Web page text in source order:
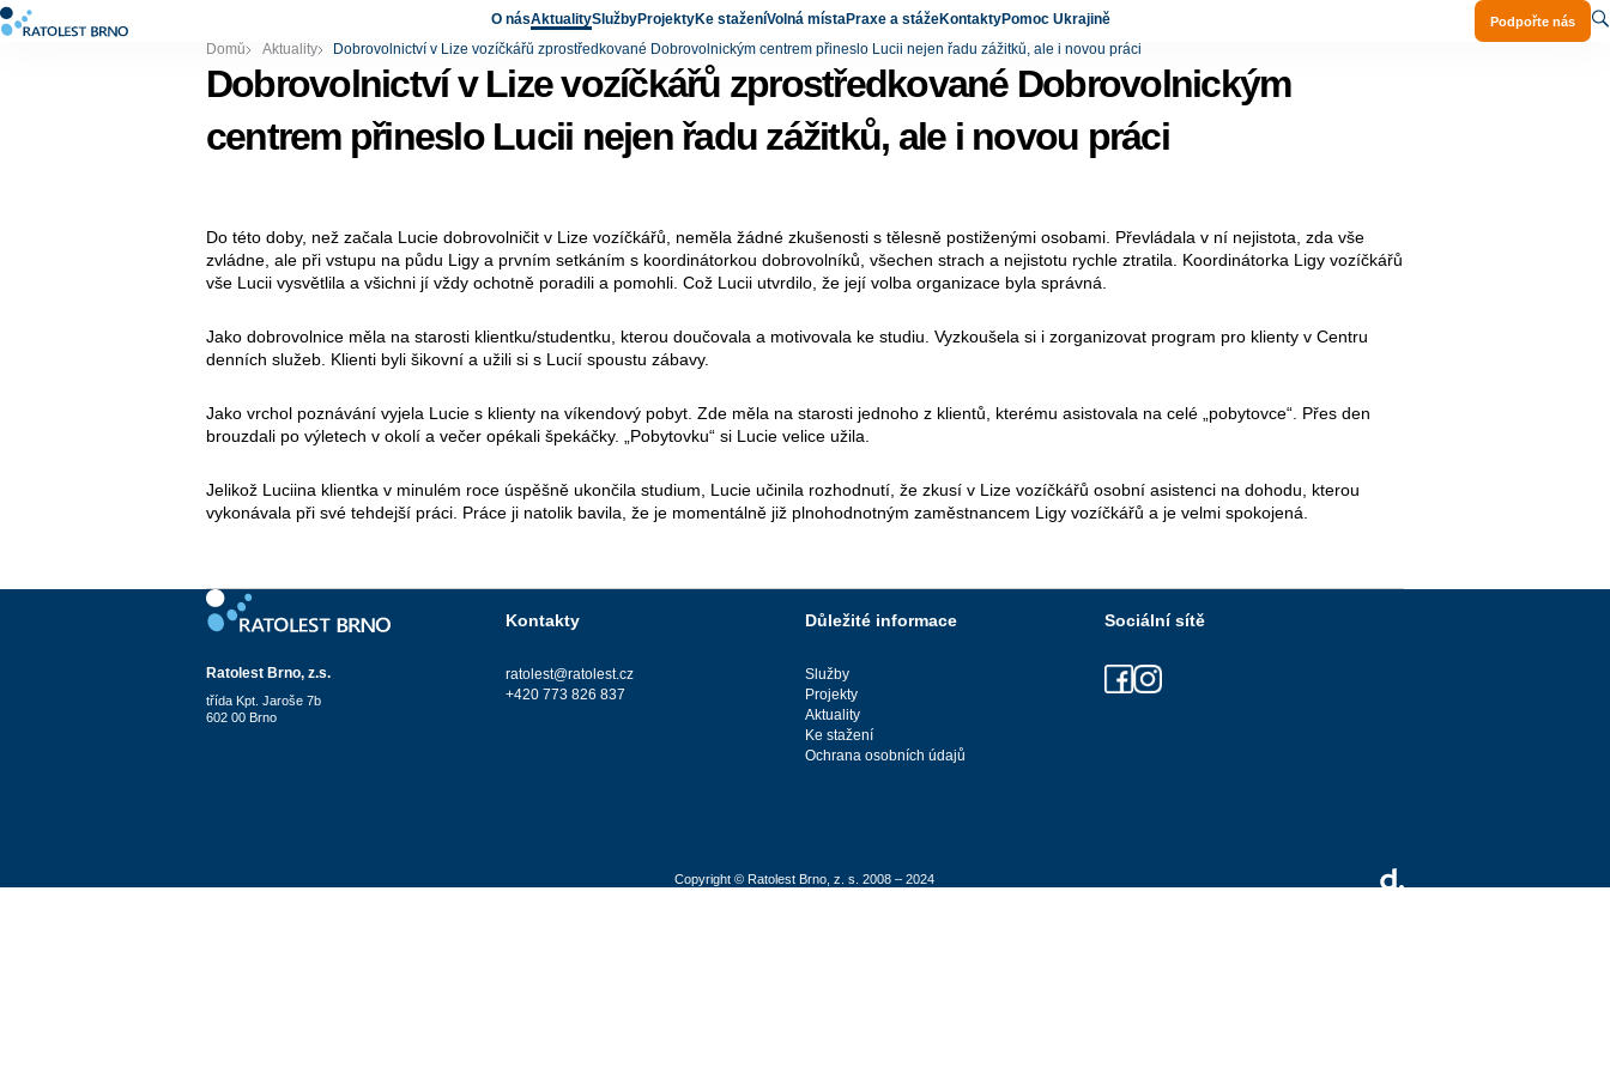
O násAktualitySlužbyProjektyKe staženíVolná místaPraxe a stážeKontaktyPomoc Ukrajině Podpořte nás
Domů Aktuality Dobrovolnictví v Lize vozíčkářů zprostředkované Dobrovolnickým centrem přineslo Lucii nejen řadu zážitků, ale i novou práci
Dobrovolnictví v Lize vozíčkářů zprostředkované Dobrovolnickým
centrem přineslo Lucii nejen řadu zážitků, ale i novou práci
Do této doby, než začala Lucie dobrovolničit v Lize vozíčkářů, neměla žádné zkušenosti s tělesně postiženými osobami. Převládala v ní nejistota, zda vše
zvládne, ale při vstupu na půdu Ligy a prvním setkáním s koordinátorkou dobrovolníků, všechen strach a nejistotu rychle ztratila. Koordinátorka Ligy vozíčkářů
vše Lucii vysvětlila a všichni jí vždy ochotně poradili a pomohli. Což Lucii utvrdilo, že její volba organizace byla správná.
Jako dobrovolnice měla na starosti klientku/studentku, kterou doučovala a motivovala ke studiu. Vyzkoušela si i zorganizovat program pro klienty v Centru
denních služeb. Klienti byli šikovní a užili si s Lucií spoustu zábavy.
Jako vrchol poznávání vyjela Lucie s klienty na víkendový pobyt. Zde měla na starosti jednoho z klientů, kterému asistovala na celé „pobytovce“. Přes den
brouzdali po výletech v okolí a večer opékali špekáčky. „Pobytovku“ si Lucie velice užila.
Jelikož Luciina klientka v minulém roce úspěšně ukončila studium, Lucie učinila rozhodnutí, že zkusí v Lize vozíčkářů osobní asistenci na dohodu, kterou
vykonávala při své tehdejší práci. Práce ji natolik bavila, že je momentálně již plnohodnotným zaměstnancem Ligy vozíčkářů a je velmi spokojená.
Ratolest Brno, z.s.
třída Kpt. Jaroše 7b
602 00 Brno
Kontakty
ratolest@ratolest.cz
+420 773 826 837
Důležité informace
Služby
Projekty
Aktuality
Ke stažení
Ochrana osobních údajů
Sociální sítě
Copyright © Ratolest Brno, z. s. 2008 – 2024